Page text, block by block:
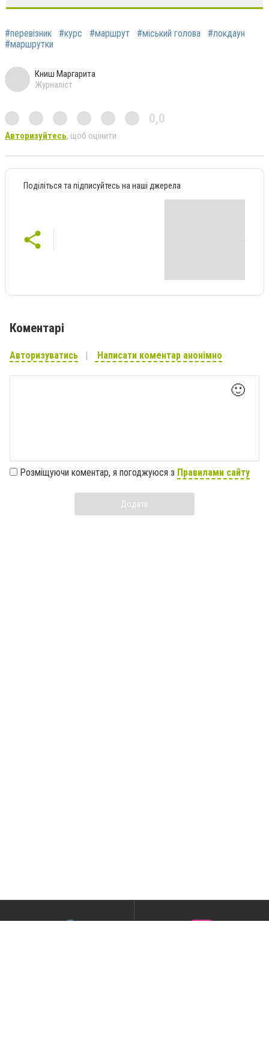
#перевізник #курс #маршрут #міський голова
#локдаун
#маршрутки
Книш Маргарита
Журналіст
0,0
Авторизуйтесь, щоб оцінити
Поділіться та підписуйтесь на наші джерела
Коментарі
Авторизуватись Написати коментар анонімно
🙂
Розміщуючи коментар, я погоджуюся з Правилами сайту
Додати